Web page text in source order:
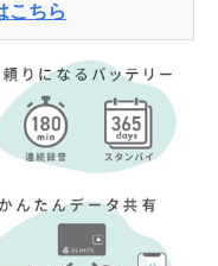
こちら